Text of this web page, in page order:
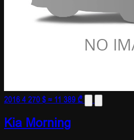
20164 270 $≈ 11 389 ₾
Kia Morning